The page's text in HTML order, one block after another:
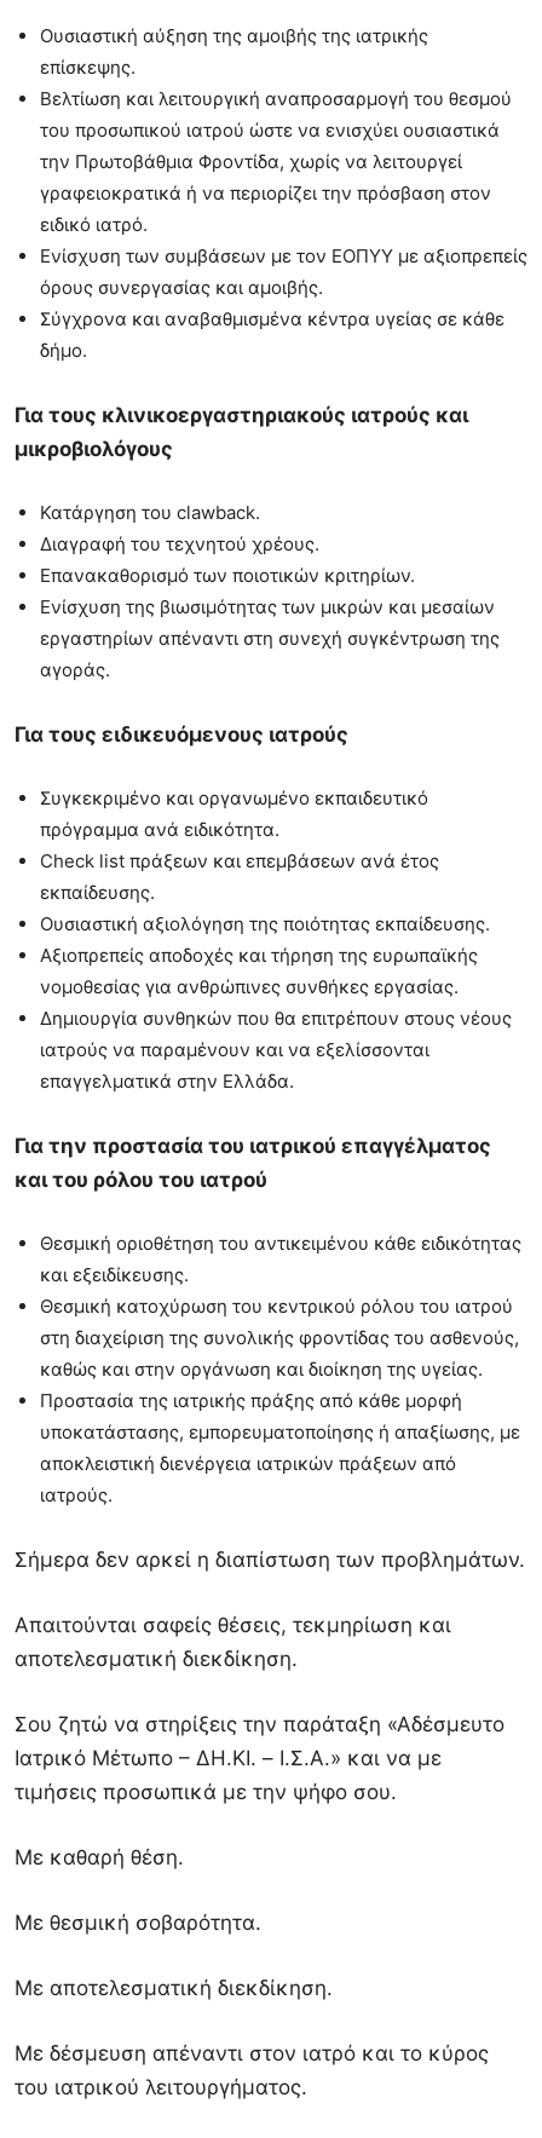
Ουσιαστική αύξηση της αμοιβής της ιατρικής
επίσκεψης.
Βελτίωση και λειτουργική αναπροσαρμογή του θεσμού
του προσωπικού ιατρού ώστε να ενισχύει ουσιαστικά
την Πρωτοβάθμια Φροντίδα, χωρίς να λειτουργεί
γραφειοκρατικά ή να περιορίζει την πρόσβαση στον
ειδικό ιατρό.
Ενίσχυση των συμβάσεων με τον ΕΟΠΥΥ με αξιοπρεπείς
όρους συνεργασίας και αμοιβής.
Σύγχρονα και αναβαθμισμένα κέντρα υγείας σε κάθε
δήμο.
Για τους κλινικοεργαστηριακούς ιατρούς και
μικροβιολόγους
Κατάργηση του clawback.
Διαγραφή του τεχνητού χρέους.
Επανακαθορισμό των ποιοτικών κριτηρίων.
Ενίσχυση της βιωσιμότητας των μικρών και μεσαίων
εργαστηρίων απέναντι στη συνεχή συγκέντρωση της
αγοράς.
Για τους ειδικευόμενους ιατρούς
Συγκεκριμένο και οργανωμένο εκπαιδευτικό
πρόγραμμα ανά ειδικότητα.
Check list πράξεων και επεμβάσεων ανά έτος
εκπαίδευσης.
Ουσιαστική αξιολόγηση της ποιότητας εκπαίδευσης.
Αξιοπρεπείς αποδοχές και τήρηση της ευρωπαϊκής
νομοθεσίας για ανθρώπινες συνθήκες εργασίας.
Δημιουργία συνθηκών που θα επιτρέπουν στους νέους
ιατρούς να παραμένουν και να εξελίσσονται
επαγγελματικά στην Ελλάδα.
Για την προστασία του ιατρικού επαγγέλματος
και του ρόλου του ιατρού
Θεσμική οριοθέτηση του αντικειμένου κάθε ειδικότητας
και εξειδίκευσης.
Θεσμική κατοχύρωση του κεντρικού ρόλου του ιατρού
στη διαχείριση της συνολικής φροντίδας του ασθενούς,
καθώς και στην οργάνωση και διοίκηση της υγείας.
Προστασία της ιατρικής πράξης από κάθε μορφή
υποκατάστασης, εμπορευματοποίησης ή απαξίωσης, με
αποκλειστική διενέργεια ιατρικών πράξεων από
ιατρούς.
Σήμερα δεν αρκεί η διαπίστωση των προβλημάτων.
Απαιτούνται σαφείς θέσεις, τεκμηρίωση και
αποτελεσματική διεκδίκηση.
Σου ζητώ να στηρίξεις την παράταξη «Αδέσμευτο
Ιατρικό Μέτωπο – ΔΗ.ΚΙ. – Ι.Σ.Α.» και να με
τιμήσεις προσωπικά με την ψήφο σου.
Με καθαρή θέση.
Με θεσμική σοβαρότητα.
Με αποτελεσματική διεκδίκηση.
Με δέσμευση απέναντι στον ιατρό και το κύρος
του ιατρικού λειτουργήματος.